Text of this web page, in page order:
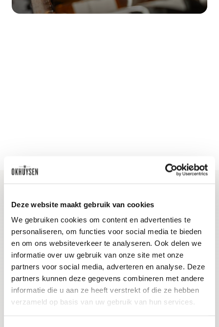
Deze website maakt gebruik van cookies
We gebruiken cookies om content en advertenties te
personaliseren, om functies voor social media te bieden
en om ons websiteverkeer te analyseren. Ook delen we
informatie over uw gebruik van onze site met onze
partners voor social media, adverteren en analyse. Deze
partners kunnen deze gegevens combineren met andere
informatie die u aan ze heeft verstrekt of die ze hebben
verzameld op basis van uw gebruik van hun services.
Blijf op de hoogte
Ontvang het laatste wijnnieuws, proeverijen en
evenementen
E-mailadres
Aanmelden